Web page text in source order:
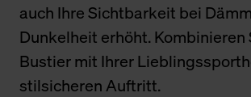
auch Ihre Sichtbarkeit bei
Dunkelheit erhöht. Kombinieren
Bustier mit Ihrer
stilsicheren Auftritt.